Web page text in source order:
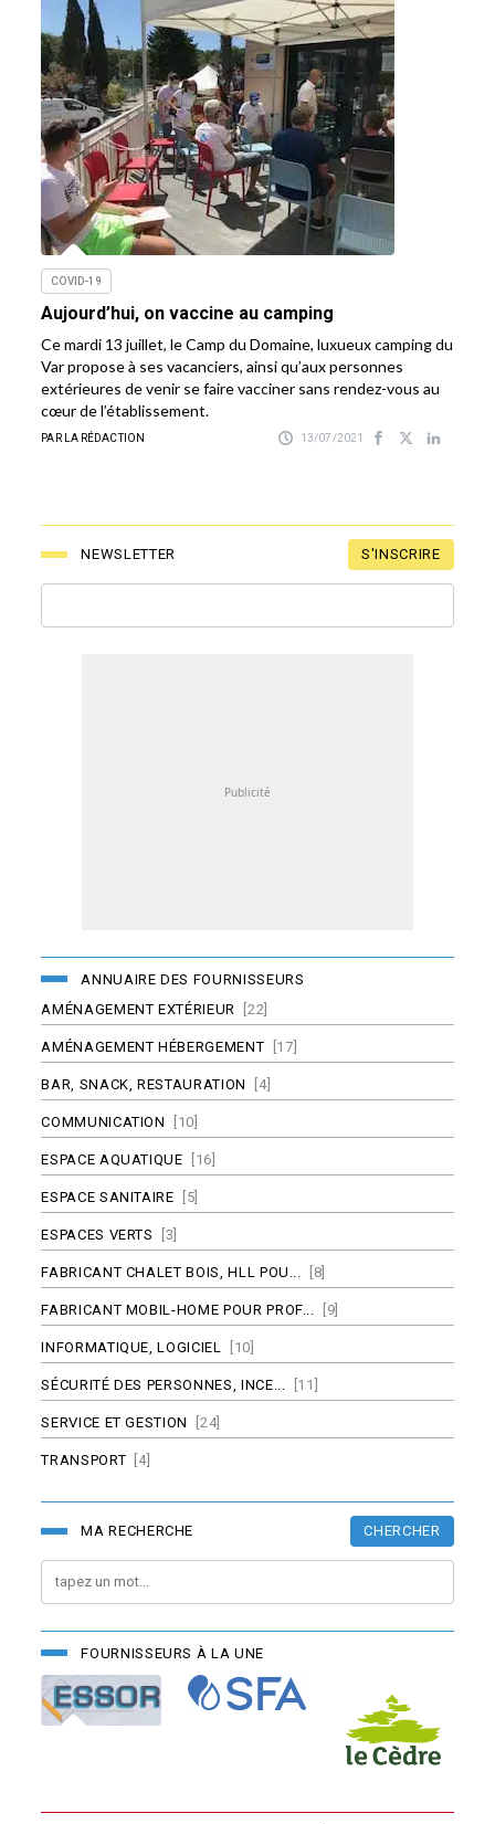
COVID-19
Aujourd’hui, on vaccine au camping
Ce mardi 13 juillet, le Camp du Domaine, luxueux camping du
Var propose à ses vacanciers, ainsi qu’aux personnes
extérieures de venir se faire vacciner sans rendez-vous au
cœur de l’établissement.
PAR LA RÉDACTION 13/07/2021
NEWSLETTER S'INSCRIRE
ANNUAIRE DES FOURNISSEURS
AMÉNAGEMENT EXTÉRIEUR
[22]
AMÉNAGEMENT HÉBERGEMENT [17]
BAR, SNACK, RESTAURATION [4]
COMMUNICATION [10]
ESPACE AQUATIQUE [16]
ESPACE SANITAIRE [5]
ESPACES VERTS [3]
FABRICANT CHALET BOIS, HLL POU... [8]
FABRICANT MOBIL-HOME POUR PROF... [9]
INFORMATIQUE, LOGICIEL [10]
SÉCURITÉ DES PERSONNES, INCE... [11]
SERVICE ET GESTION [24]
TRANSPORT [4]
MA RECHERCHE CHERCHER
FOURNISSEURS À LA UNE